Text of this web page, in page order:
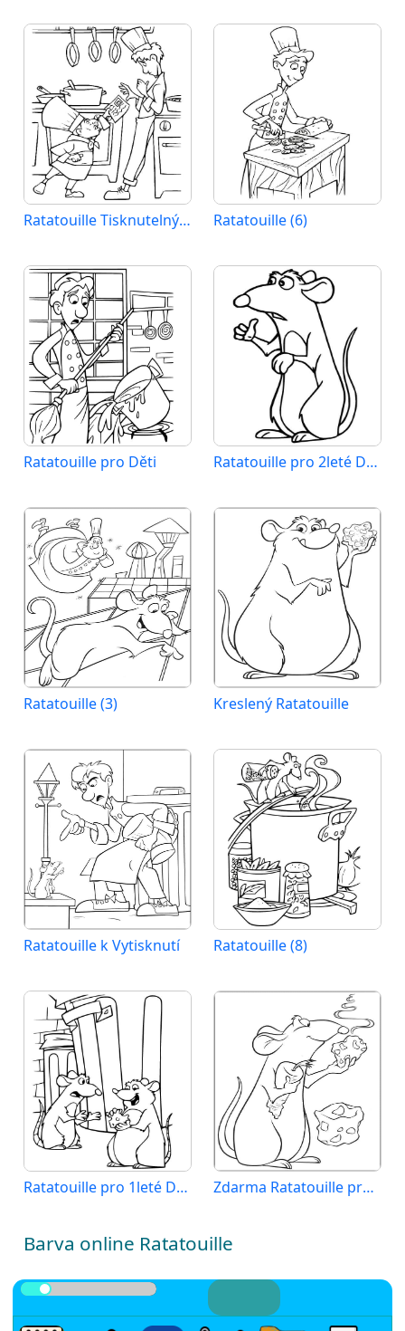
Ratatouille Tisknutelný pro Děti Ratatouille (6)
Ratatouille pro Děti Ratatouille pro 2leté Děti
Ratatouille (3) Kreslený Ratatouille
Ratatouille k Vytisknutí Ratatouille (8)
Ratatouille pro 1leté Děti Zdarma Ratatouille pro Děti
Barva online Ratatouille